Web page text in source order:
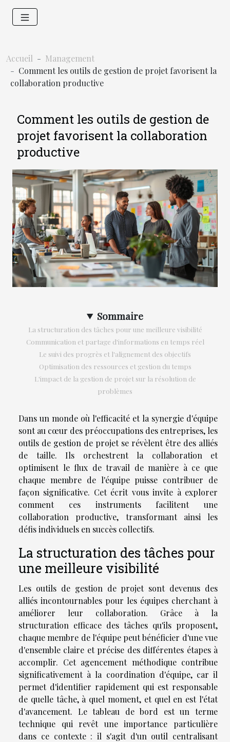
Accueil
Management
Comment les outils de gestion de projet favorisent la
collaboration productive
Comment les outils de gestion de
projet favorisent la collaboration
productive
Sommaire
La structuration des tâches pour une meilleure visibilité
Communication et partage d'informations en temps réel
Le suivi des progrès et l'alignement des objectifs
Optimisation des ressources et gestion du temps
L'impact de la gestion de projet sur la résolution de
problèmes
Dans un monde où l'efficacité et la synergie d'équipe
sont au cœur des préoccupations des entreprises, les
outils de gestion de projet se révèlent être des alliés
de taille. Ils orchestrent la collaboration et
optimisent le flux de travail de manière à ce que
chaque membre de l'équipe puisse contribuer de
façon significative. Cet écrit vous invite à explorer
comment ces instruments facilitent une
collaboration productive, transformant ainsi les
défis individuels en succès collectifs.
La structuration des tâches pour
une meilleure visibilité
Les outils de gestion de projet sont devenus des
alliés incontournables pour les équipes cherchant à
améliorer leur collaboration. Grâce à la
structuration efficace des tâches qu'ils proposent,
chaque membre de l'équipe peut bénéficier d'une vue
d'ensemble claire et précise des différentes étapes à
accomplir. Cet agencement méthodique contribue
significativement à la coordination d'équipe, car il
permet d'identifier rapidement qui est responsable
de quelle tâche, à quel moment, et quel en est l'état
d'avancement. Le tableau de bord est un terme
technique qui revêt une importance particulière
dans ce contexte : il s'agit d'un outil centralisant